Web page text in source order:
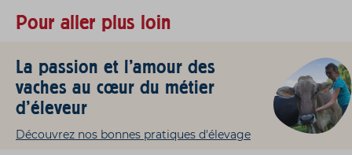
Pour aller plus loin
La passion et l'amour des
vaches au cœur du métier
d'éleveur
Découvrez nos bonnes pratiques d'élevage